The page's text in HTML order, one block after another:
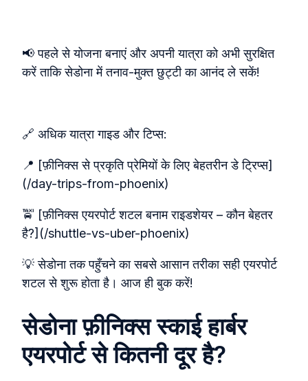
📢 पहले से योजना बनाएं और अपनी यात्रा को अभी सुरक्षित
करें ताकि सेडोना में तनाव‑मुक्त छुट्टी का आनंद ले सकें!
🔗 अधिक यात्रा गाइड और टिप्स:
📍 [फ़ीनिक्स से प्रकृति प्रेमियों के लिए बेहतरीन डे ट्रिप्स]
(/day-trips-from-phoenix)
🚖 [फ़ीनिक्स एयरपोर्ट शटल बनाम राइडशेयर – कौन बेहतर
है?](/shuttle-vs-uber-phoenix)
💡 सेडोना तक पहुँचने का सबसे आसान तरीका सही एयरपोर्ट
शटल से शुरू होता है। आज ही बुक करें!
सेडोना फ़ीनिक्स स्काई हार्बर
एयरपोर्ट से कितनी दूर है?